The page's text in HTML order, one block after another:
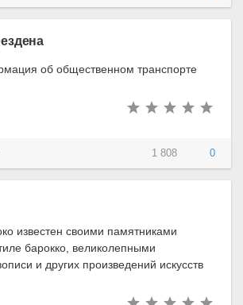
об общественном транспорте
1 808 0
известен своими памятниками
барокко, великолепными
и других произведений искусств